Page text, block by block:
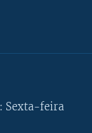
Sexta-feira